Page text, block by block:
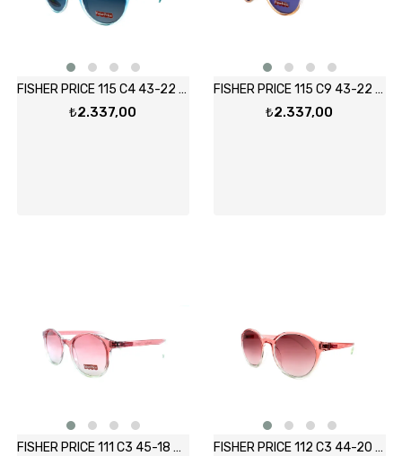
FISHER PRICE 115 C4 43-22 Güneş Gözlüğü
₺2.337,00
FISHER PRICE 115 C9 43-22 Güneş Gözlüğü
₺2.337,00
FISHER PRICE 111 C3 45-18 Güneş Gözlüğü FISHER PRICE 112 C3 44-20 Güneş Gözlüğü